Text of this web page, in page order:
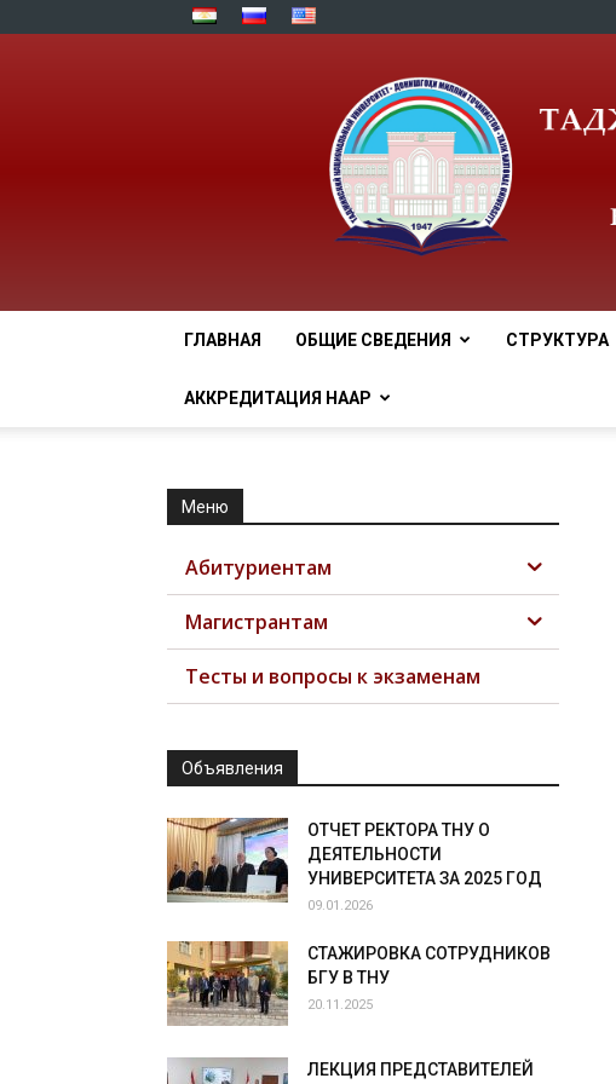
ГЛАВНАЯ ОБЩИЕ СВЕДЕНИЯ СТРУКТУРА
АККРЕДИТАЦИЯ НААР
Меню
Абитуриентам
Магистрантам
Тесты и вопросы к экзаменам
Объявления
ОТЧЕТ РЕКТОРА ТНУ О
ДЕЯТЕЛЬНОСТИ
УНИВЕРСИТЕТА ЗА 2025 ГОД
09.01.2026
СТАЖИРОВКА СОТРУДНИКОВ
БГУ В ТНУ
20.11.2025
ЛЕКЦИЯ ПРЕДСТАВИТЕЛЕЙ